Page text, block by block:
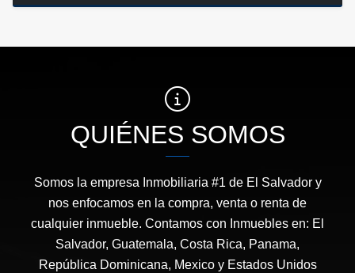
QUIÉNES SOMOS
Somos la empresa Inmobiliaria #1 de El Salvador y
nos enfocamos en la compra, venta o renta de
cualquier inmueble. Contamos con Inmuebles en: El
Salvador, Guatemala, Costa Rica, Panama,
República Dominicana, Mexico y Estados Unidos